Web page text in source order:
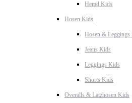
Hemd Kids
Hosen Kids
Hosen & Leggings
Jeans Kids
Leggings Kids
Shorts Kids
Overalls & Latzhosen Kids